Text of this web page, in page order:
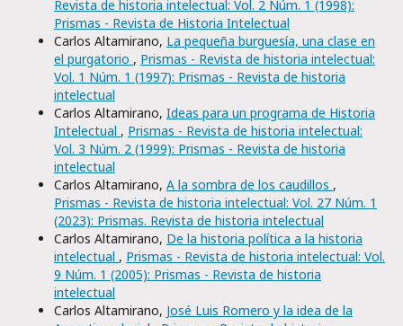
Revista de historia intelectual: Vol. 2 Núm. 1 (1998):
Prismas - Revista de Historia Intelectual
Carlos Altamirano, La pequeña burguesía, una clase en
el purgatorio , Prismas - Revista de historia intelectual:
Vol. 1 Núm. 1 (1997): Prismas - Revista de historia
intelectual
Carlos Altamirano, Ideas para un programa de Historia
Intelectual , Prismas - Revista de historia intelectual:
Vol. 3 Núm. 2 (1999): Prismas - Revista de historia
intelectual
Carlos Altamirano, A la sombra de los caudillos ,
Prismas - Revista de historia intelectual: Vol. 27 Núm. 1
(2023): Prismas. Revista de historia intelectual
Carlos Altamirano, De la historia política a la historia
intelectual , Prismas - Revista de historia intelectual: Vol.
9 Núm. 1 (2005): Prismas - Revista de historia
intelectual
Carlos Altamirano, José Luis Romero y la idea de la